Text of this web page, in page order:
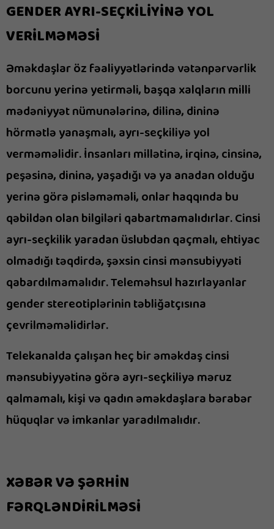
GENDER AYRI-SEÇKİLİYİNƏ YOL
VERİLMƏMƏSİ
Əməkdaşlar öz fəaliyyətlərində vətənpərvərlik
borcunu yerinə yetirməli, başqa xalqların milli
mədəniyyət nümunələrinə, dilinə, dininə
hörmətlə yanaşmalı, ayrı-seçkiliyə yol
verməməlidir. İnsanları millətinə, irqinə, cinsinə,
peşəsinə, dininə, yaşadığı və ya anadan olduğu
yerinə görə pisləməməli, onlar haqqında bu
qəbildən olan bilgiləri qabartmamalıdırlar. Cinsi
ayrı-seçkilik yaradan üslubdan qaçmalı, ehtiyac
olmadığı təqdirdə, şəxsin cinsi mənsubiyyəti
qabardılmamalıdır. Teleməhsul hazırlayanlar
gender stereotiplərinin təbliğatçısına
çevrilməməlidirlər.
Telekanalda çalışan heç bir əməkdaş cinsi
mənsubiyyətinə görə ayrı-seçkiliyə məruz
qalmamalı, kişi və qadın əməkdaşlara bərabər
hüquqlar və imkanlar yaradılmalıdır.
XƏBƏR VƏ ŞƏRHİN
FƏRQLƏNDİRİLMƏSİ